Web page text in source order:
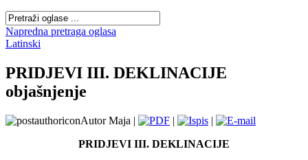
Napredna pretraga oglasa
Latinski
PRIDJEVI III. DEKLINACIJE
objašnjenje
Autor Maja | |
|
PRIDJEVI III. DEKLINACIJE